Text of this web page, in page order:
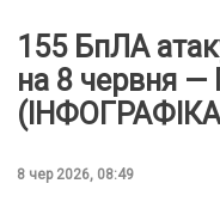
155 БпЛА
на 8 червня —
8 чер 2026, 08:49